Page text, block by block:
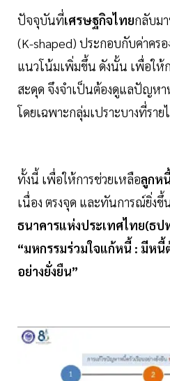
ปัจจุบันที่เศรษฐกิจไทยกลับม
(K-shaped) ประกอบกับค่าคร
แนวโน้มเพิ่มขึ้น ดังนั้น เพื่อให้
สะดุด จึงจำเป็นต้องดูแลปัญหา
โดยเฉพาะกลุ่มเปราะบางที่ราย
ทั้งนี้ เพื่อให้การช่วยเหลือลูกห
เนื่อง ตรงจุด และทันการณ์ยิ่งขึ้
ธนาคารแห่งประเทศไทย(ธป
“มหกรรมร่วมใจแก้หนี้ : มีหนี้
อย่างยั่งยืน”